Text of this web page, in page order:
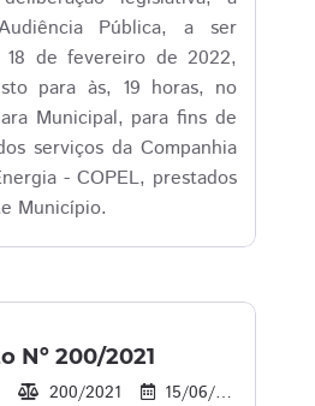
Pública, a ser
18 de fevereiro de 2022,
para às, 19 horas, no
Municipal, para fins de
serviços da Companhia
- COPEL, prestados
Município.
Nº 200/2021
200/2021 15/06/2021